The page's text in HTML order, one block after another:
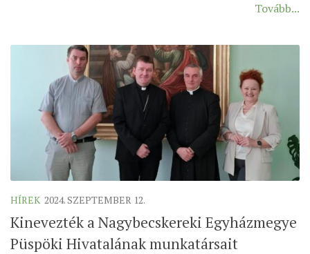
SZINÓDUS
ORGANIGRAMMA
PÜSPÖKI DEKRÉTUM
ZSINATI IMA
ZSINAT MOTTÓJA, LOGÓJA
ZSINATI IRODA
KOORDINÁLÓ BIZOTTSÁG
ZSINATI TAGOK
MUNKADOKUMENTUMOK
Tovább...
HÍREK 2024. SZEPTEMBER 12.
Kinevezték a Nagybecskereki Egyházmegye
Püspöki Hivatalának munkatársait